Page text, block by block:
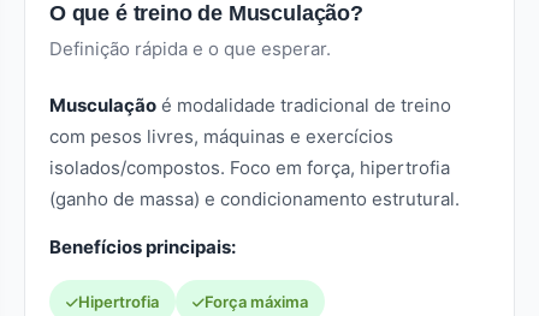
O que é treino de Musculação?
Definição rápida e o que esperar.
Musculação é modalidade tradicional de treino
com pesos livres, máquinas e exercícios
isolados/compostos. Foco em força, hipertrofia
(ganho de massa) e condicionamento estrutural.
Benefícios principais:
Hipertrofia Força máxima